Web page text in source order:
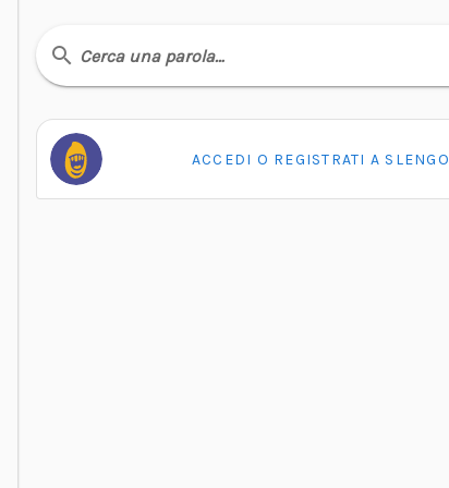
Cerca una parola…
ACCEDI O REGISTRATI A SLENGO